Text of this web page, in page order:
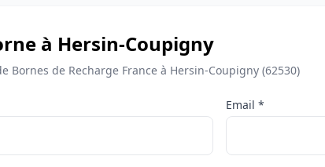
à Hersin-Coupigny
de Recharge France à Hersin-Coupigny (62530)
Email *